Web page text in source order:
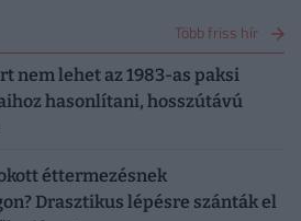
Több friss hír
nem lehet az 1983-as paksi
hasonlítani, hosszútávú
éttermezésnek
Drasztikus lépésre szánták el